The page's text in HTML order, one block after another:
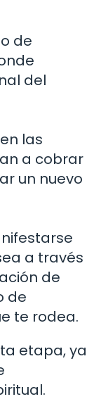
de
del
las
a cobrar
un nuevo
a través
de
de
te rodea.
etapa, ya